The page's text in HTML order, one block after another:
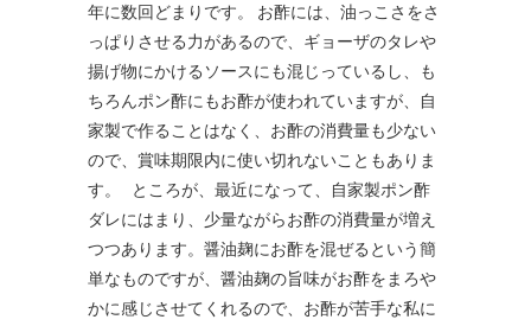
年に数回どまりです。 お酢には、油っこさをさ
っぱりさせる力があるので、ギョーザのタレや
揚げ物にかけるソースにも混じっているし、も
ちろんポン酢にもお酢が使われていますが、自
家製で作ることはなく、お酢の消費量も少ない
ので、賞味期限内に使い切れないこともありま
す。 ところが、最近になって、自家製ポン酢
ダレにはまり、少量ながらお酢の消費量が増え
つつあります。醤油麹にお酢を混ぜるという簡
単なものですが、醤油麹の旨味がお酢をまろや
かに感じさせてくれるので、お酢が苦手な私に